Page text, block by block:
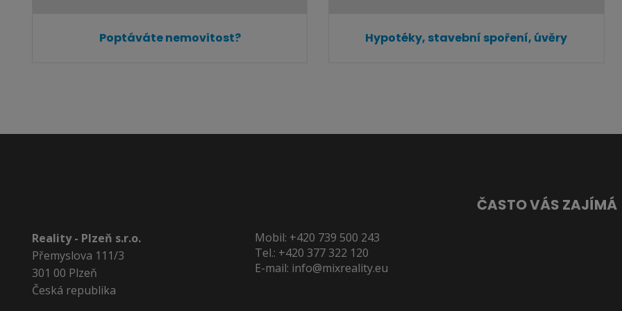
Poptáváte nemovitost? Hypotéky, stavební spoření, úvěry
ČASTO VÁS ZAJÍMÁ
Reality - Plzeň s.r.o.
Přemyslova 111/3
301 00 Plzeň
Česká republika
Mobil: +420 739 500 243
Tel.: +420 377 322 120
E-mail: info@mixreality.eu